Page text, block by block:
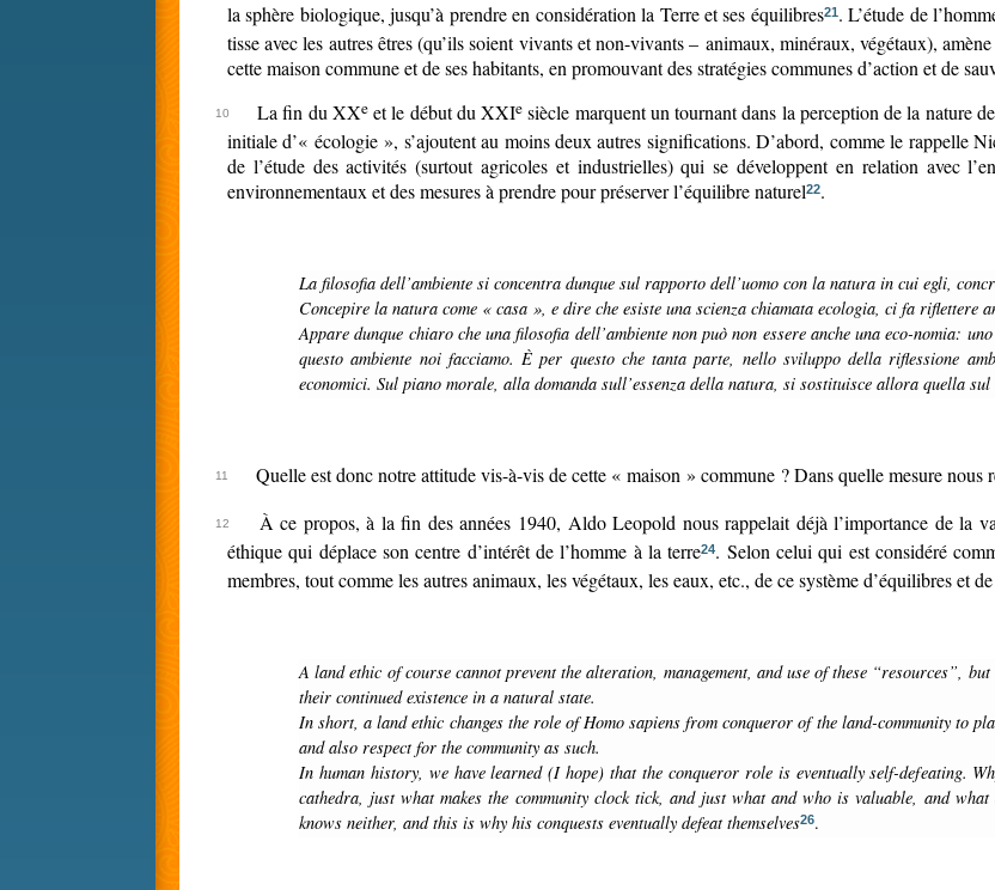
la sphère biologique, jusqu’à prendre en considération la Terre et ses équilibres21. L’étude de
tisse avec les autres êtres (qu’ils soient vivants et non-vivants – animaux, minéraux, végétaux),
cette maison commune et de ses habitants, en promouvant des stratégies communes d’action et de
La fin du XXeet le début du XXIe siècle marquent un tournant dans la perception de la nature
initiale d’« écologie », s’ajoutent au moins deux autres significations. D’abord, comme le rappelle
de l’étude des activités (surtout agricoles et industrielles) qui se développent en relation avec
environnementaux et des mesures à prendre pour préserver l’équilibre naturel22.
La filosofia dell’ambiente si concentra dunque sul rapporto dell’uomo con la natura in cui egli,
Concepire la natura come « casa », e dire che esiste una scienza chiamata ecologia, ci fa
Appare dunque chiaro che una filosofia dell’ambiente non può non essere anche una eco-nomia: uno studio teso a stabilire i presupposti e le regole relative all’uso che di
questo ambiente noi facciamo. È per questo che tanta parte, nello sviluppo della riflessione
economici. Sul piano morale, alla domanda sull’essenza della natura, si sostituisce allora quella
Quelle est donc notre attitude vis-à-vis de cette « maison » commune ? Dans quelle mesure nous
À ce propos, à la fin des années 1940, Aldo Leopold nous rappelait déjà l’importance de la
éthique qui déplace son centre d’intérêt de l’homme à la terre24. Selon celui qui est considéré
membres, tout comme les autres animaux, les végétaux, les eaux, etc., de ce système d’équilibres et
A land ethic of course cannot prevent the alteration, management, and use of these “resources”, but it does affirm their right to continued existence, and, at least in spots,
their continued existence in a natural state.
In short, a land ethic changes the role of Homo sapiens from conqueror of the land-community to plain member and citizen of it. It implies respect for his fellow-members,
and also respect for the community as such.
In human history, we have learned (I hope) that the conqueror role is eventually self-defeating. Why? Because it is implicit in such a role that the conqueror knows, ex
cathedra, just what makes the community clock tick, and just what and who is valuable, and
knows neither, and this is why his conquests eventually defeat themselves26.